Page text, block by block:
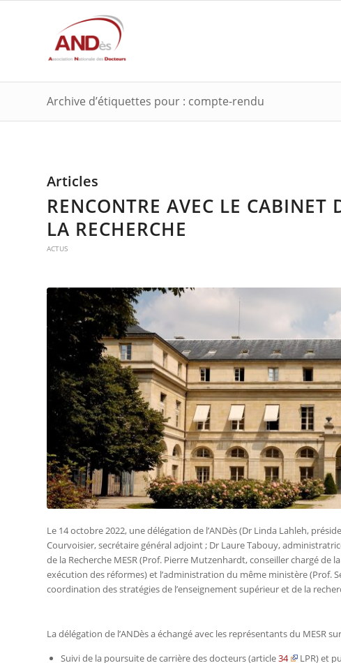
Archive d’étiquettes pour : compte-rendu
Articles
RENCONTRE AVEC LE CABINET
LA RECHERCHE
ACTUS
Le 14 octobre 2022, une délégation de l’ANDès (Dr Linda Lahleh,
Courvoisier, secrétaire général adjoint ; Dr Laure Tabouy,
de la Recherche MESR (Prof. Pierre Mutzenhardt, conseiller chargé
exécution des réformes) et l’administration du même ministère (Prof.
coordination des stratégies de l’enseignement supérieur et de la
La délégation de l’ANDès a échangé avec les représentants du MESR
Suivi de la poursuite de carrière des docteurs (article34
LPR) et